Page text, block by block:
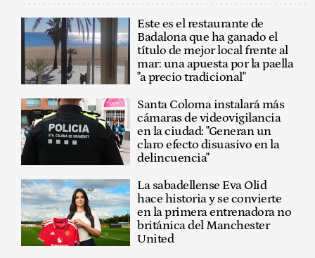
Este es el restaurante de
Badalona que ha ganado el
título de mejor local frente al
mar: una apuesta por la paella
"a precio tradicional"
Santa Coloma instalará más
cámaras de videovigilancia
en la ciudad: "Generan un
claro efecto disuasivo en la
delincuencia"
La sabadellense Eva Olid
hace historia y se convierte
en la primera entrenadora no
británica del Manchester
United